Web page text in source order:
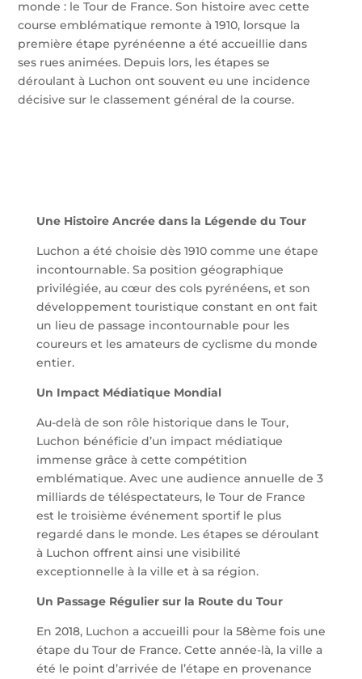
monde : le Tour de France. Son histoire avec cette
course emblématique remonte à 1910, lorsque la
première étape pyrénéenne a été accueillie dans
ses rues animées. Depuis lors, les étapes se
déroulant à Luchon ont souvent eu une incidence
décisive sur le classement général de la course.
Une Histoire Ancrée dans la Légende du Tour
Luchon a été choisie dès 1910 comme une étape
incontournable. Sa position géographique
privilégiée, au cœur des cols pyrénéens, et son
développement touristique constant en ont fait
un lieu de passage incontournable pour les
coureurs et les amateurs de cyclisme du monde
entier.
Un Impact Médiatique Mondial
Au-delà de son rôle historique dans le Tour,
Luchon bénéficie d’un impact médiatique
immense grâce à cette compétition
emblématique. Avec une audience annuelle de 3
milliards de téléspectateurs, le Tour de France
est le troisième événement sportif le plus
regardé dans le monde. Les étapes se déroulant
à Luchon offrent ainsi une visibilité
exceptionnelle à la ville et à sa région.
Un Passage Régulier sur la Route du Tour
En 2018, Luchon a accueilli pour la 58ème fois une
étape du Tour de France. Cette année-là, la ville a
été le point d’arrivée de l’étape en provenance